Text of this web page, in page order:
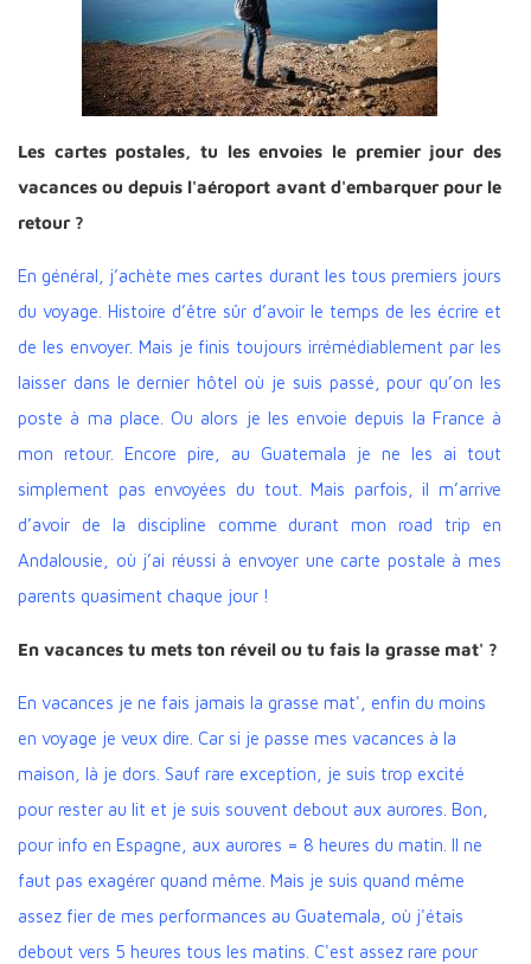
Les cartes postales, tu les envoies le premier jour des
vacances ou depuis l'aéroport avant d'embarquer pour le
retour ?
En général, j’achète mes cartes durant les tous premiers jours
du voyage. Histoire d’être sûr d’avoir le temps de les écrire et
de les envoyer. Mais je finis toujours irrémédiablement par les
laisser dans le dernier hôtel où je suis passé, pour qu’on les
poste à ma place. Ou alors je les envoie depuis la France à
mon retour. Encore pire, au Guatemala je ne les ai tout
simplement pas envoyées du tout. Mais parfois, il m’arrive
d’avoir de la discipline comme durant mon road trip en
Andalousie, où j’ai réussi à envoyer une carte postale à mes
parents quasiment chaque jour !
En vacances tu mets ton réveil ou tu fais la grasse mat' ?
En vacances je ne fais jamais la grasse mat', enfin du moins
en voyage je veux dire. Car si je passe mes vacances à la
maison, là je dors. Sauf rare exception, je suis trop excité
pour rester au lit et je suis souvent debout aux aurores. Bon,
pour info en Espagne, aux aurores = 8 heures du matin. Il ne
faut pas exagérer quand même. Mais je suis quand même
assez fier de mes performances au Guatemala, où j'étais
debout vers 5 heures tous les matins. C'est assez rare pour